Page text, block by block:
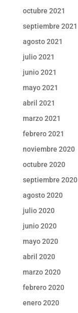
octubre 2021
septiembre 2021
agosto 2021
julio 2021
junio 2021
mayo 2021
abril 2021
marzo 2021
febrero 2021
noviembre 2020
octubre 2020
septiembre 2020
agosto 2020
julio 2020
junio 2020
mayo 2020
abril 2020
marzo 2020
febrero 2020
enero 2020